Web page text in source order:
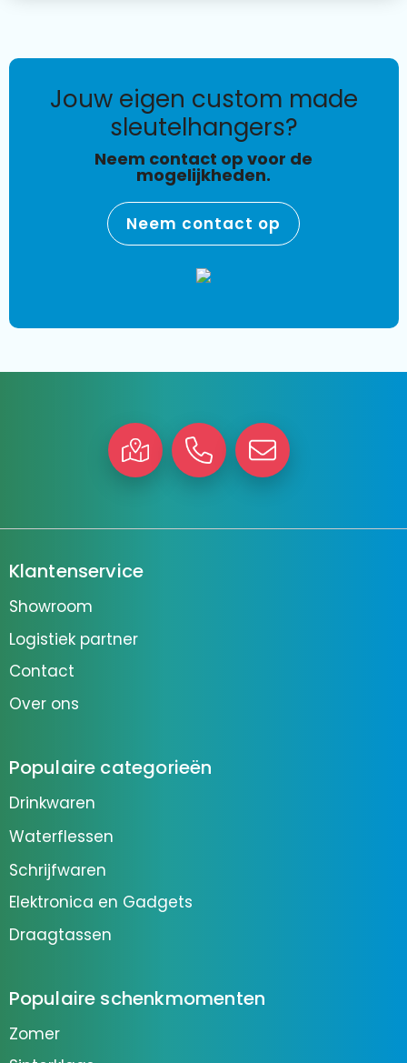
jouw eigen custom made
sleutelhangers?
Neem contact op voor de
mogelijkheden.
Neem contact op
Klantenservice
Showroom
Logistiek partner
Contact
Over ons
Populaire categorieën
Drinkwaren
Waterflessen
Schrijfwaren
Elektronica en Gadgets
Draagtassen
Populaire schenkmomenten
Zomer